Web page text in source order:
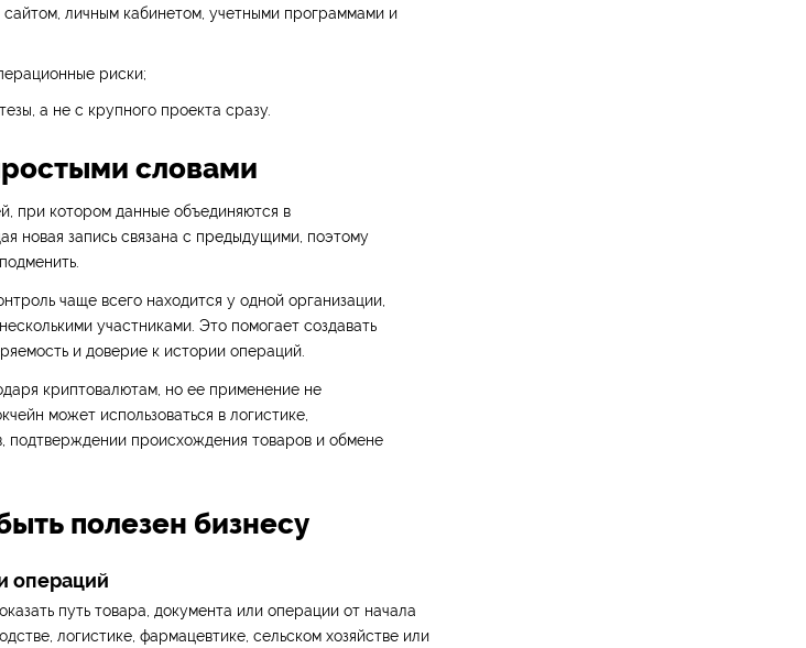
личным кабинетом, учетными программами и
риски;
а не с крупного проекта сразу.
словами
при котором данные объединяются в
новая запись связана с предыдущими, поэтому
чаще всего находится у одной организации,
участниками. Это помогает создавать
и доверие к истории операций.
криптовалютам, но ее применение не
может использоваться в логистике,
подтверждении происхождения товаров и обмене
полезен бизнесу
операций
путь товара, документа или операции от начала
логистике, фармацевтике, сельском хозяйстве или